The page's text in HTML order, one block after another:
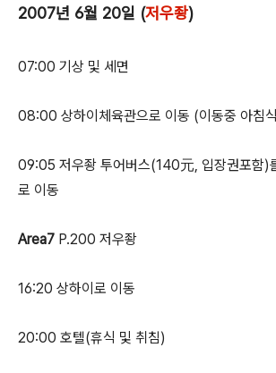
2007년 6월 20일 (저우좡)
07:00 기상 및 세면
08:00 상하이체육관으로 이동 (이동중 아침
09:05 저우좡 투어버스(140元, 입장권포함)
로 이동
Area7 P.200 저우좡
16:20 상하이로 이동
20:00 호텔(휴식 및 취침)